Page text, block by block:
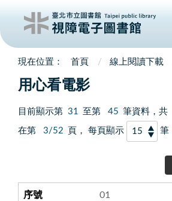
首頁 線上閱讀下載
用心看電影
目前顯示第 31 至第 45 筆資料，共
在第 3/52 頁， 每頁顯示 筆
01